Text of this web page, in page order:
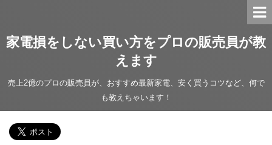
家電損をしない買い方をプロの販売員が教
えます
売上2億のプロの販売員が、おすすめ最新家電、安く買うコツなど、何で
も教えちゃいます！